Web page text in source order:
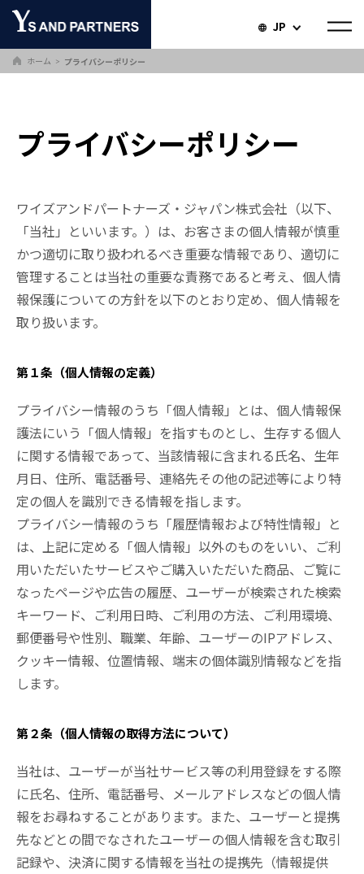
JP
ホーム ＞ プライバシーポリシー
プライバシーポリシー
ワイズアンドパートナーズ・ジャパン株式会社（以下、
「当社」といいます。）は、お客さまの個人情報が慎重
かつ適切に取り扱われるべき重要な情報であり、適切に
管理することは当社の重要な責務であると考え、個人情
報保護についての方針を以下のとおり定め、個人情報を
取り扱います。
第１条（個人情報の定義）
プライバシー情報のうち「個人情報」とは、個人情報保
護法にいう「個人情報」を指すものとし、生存する個人
に関する情報であって、当該情報に含まれる氏名、生年
月日、住所、電話番号、連絡先その他の記述等により特
定の個人を識別できる情報を指します。
プライバシー情報のうち「履歴情報および特性情報」と
は、上記に定める「個人情報」以外のものをいい、ご利
用いただいたサービスやご購入いただいた商品、ご覧に
なったページや広告の履歴、ユーザーが検索された検索
キーワード、ご利用日時、ご利用の方法、ご利用環境、
郵便番号や性別、職業、年齢、ユーザーのIPアドレス、
クッキー情報、位置情報、端末の個体識別情報などを指
します。
第２条（個人情報の取得方法について）
当社は、ユーザーが当社サービス等の利用登録をする際
に氏名、住所、電話番号、メールアドレスなどの個人情
報をお尋ねすることがあります。また、ユーザーと提携
先などとの間でなされたユーザーの個人情報を含む取引
記録や、決済に関する情報を当社の提携先（情報提供